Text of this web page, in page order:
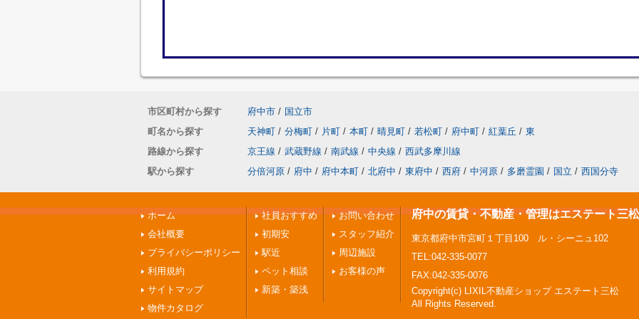
市区町村から探す 府中市 / 国立市
町名から探す
天神町 / 分梅町 / 片町 / 本町 / 晴見町 / 若松町 / 府中町 / 紅葉丘 / 東
路線から探す
京王線 / 武蔵野線 / 南武線 / 中央線 / 西武多摩川線
駅から探す
分倍河原 / 府中 / 府中本町 / 北府中 / 東府中 / 西府 / 中河原 / 多磨霊園 / 国立 / 西国分寺
ホーム
会社概要
プライバシーポリシー
利用規約
サイトマップ
物件カタログ
社員おすすめ
初期安
駅近
ペット相談
新築・築浅
お問い合わせ
スタッフ紹介
周辺施設
お客様の声
府中の賃貸・不動産・管理はエステート三松
東京都府中市宮町１丁目100 ル・シーニュ102
TEL:042-335-0077
FAX:042-335-0076
Copyright(c) LIXIL不動産ショップ エステート三松
All Rights Reserved.